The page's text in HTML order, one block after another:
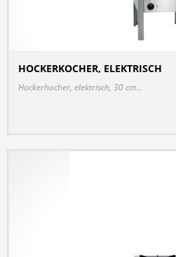
HOCKERKOCHER, ELEKTRISCH
Hockerhocher, elektrisch, 30 cm...